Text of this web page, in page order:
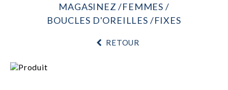
MAGASINEZ
FEMMES
BOUCLES D'OREILLES
FIXES
RETOUR